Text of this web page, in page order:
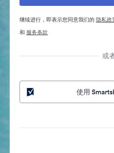
继续进行，即表示您同意我们的 隐私政
和 服务条款
或
使用